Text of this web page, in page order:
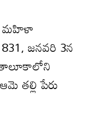
మహిళా
జనవరి 3న
తల్లి పేరు